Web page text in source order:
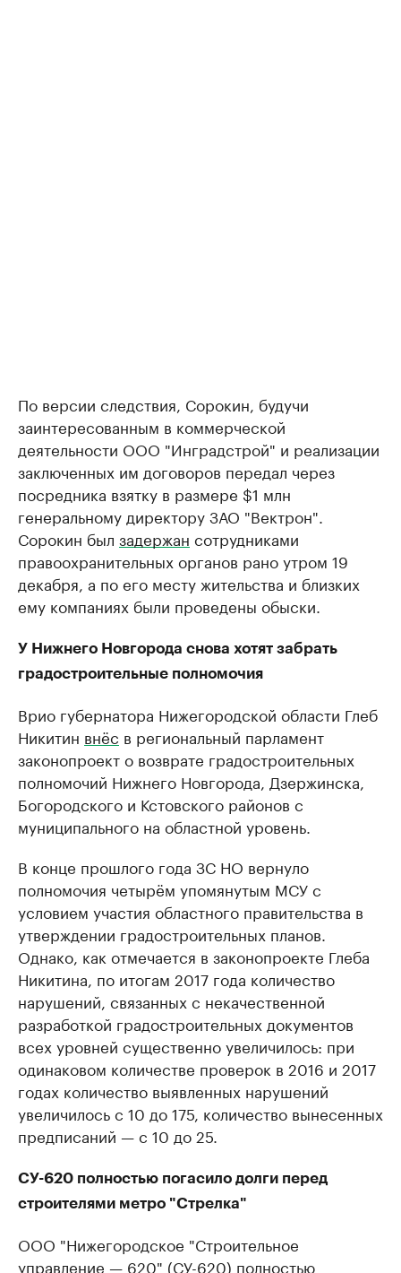
По версии следствия, Сорокин, будучи
заинтересованным в коммерческой
деятельности ООО "Инградстрой" и реализации
заключенных им договоров передал через
посредника взятку в размере $1 млн
генеральному директору ЗАО "Вектрон".
Сорокин был задержан сотрудниками
правоохранительных органов рано утром 19
декабря, а по его месту жительства и близких
ему компаниях были проведены обыски.
У Нижнего Новгорода снова хотят забрать
градостроительные полномочия
Врио губернатора Нижегородской области Глеб
Никитин внёс в региональный парламент
законопроект о возврате градостроительных
полномочий Нижнего Новгорода, Дзержинска,
Богородского и Кстовского районов с
муниципального на областной уровень.
В конце прошлого года ЗС НО вернуло
полномочия четырём упомянутым МСУ с
условием участия областного правительства в
утверждении градостроительных планов.
Однако, как отмечается в законопроекте Глеба
Никитина, по итогам 2017 года количество
нарушений, связанных с некачественной
разработкой градостроительных документов
всех уровней существенно увеличилось: при
одинаковом количестве проверок в 2016 и 2017
годах количество выявленных нарушений
увеличилось с 10 до 175, количество вынесенных
предписаний — с 10 до 25.
СУ-620 полностью погасило долги перед
строителями метро "Стрелка"
ООО "Нижегородское "Строительное
управление — 620" (СУ-620) полностью